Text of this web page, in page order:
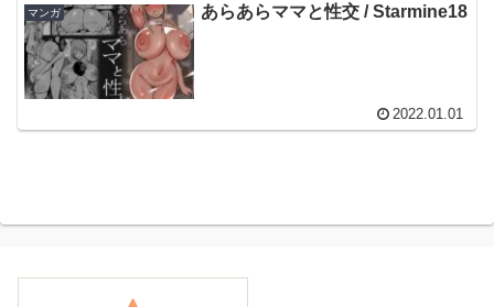
マンガ あらあらママと性交 / Starmine18
2022.01.01